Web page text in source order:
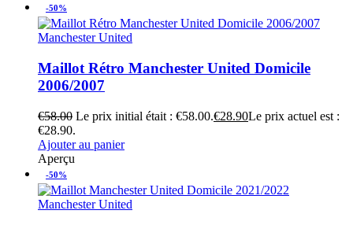
-50%
Manchester United
Maillot Rétro Manchester United Domicile
2006/2007
€58.00 Le prix initial était : €58.00.€28.90Le prix actuel est :
€28.90.
Ajouter au panier
Aperçu
-50%
Manchester United